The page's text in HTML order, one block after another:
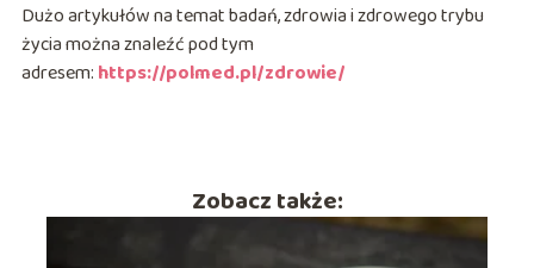
Dużo artykułów na temat badań, zdrowia i zdrowego trybu
życia można znaleźć pod tym
adresem: https://polmed.pl/zdrowie/
Zobacz także: